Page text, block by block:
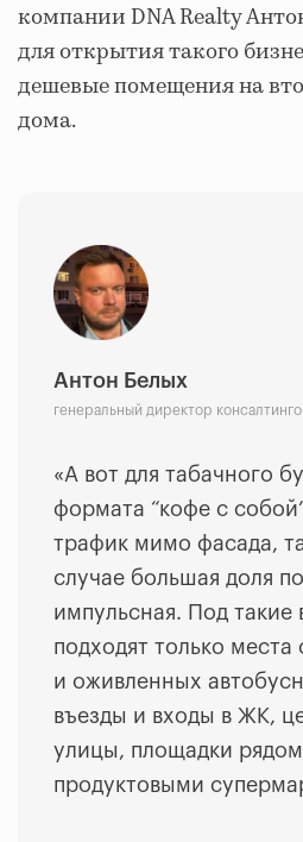
компании DNA Realty
для открытия такого
дешевые помещения на
дома.
Антон Белых
генеральный директор
«А вот для табачного
формата “кофе с
трафик мимо фасада,
случае большая доля
импульсная. Под такие
подходят только места
и оживленных
въезды и входы в ЖК,
улицы, площадки
продуктовыми